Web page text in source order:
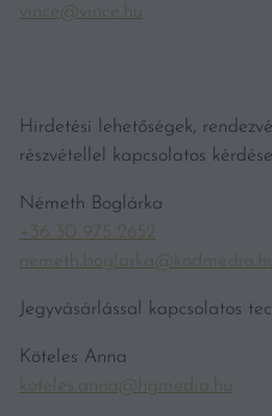
vince@vince.hu
Hirdetési lehetőségek,
részvétellel kapcsolatos
Németh Boglárka
+36 30 975 2652
Jegyvásárlással kapcsolatos
Köteles Anna
koteles.anna@hgmedia.hu